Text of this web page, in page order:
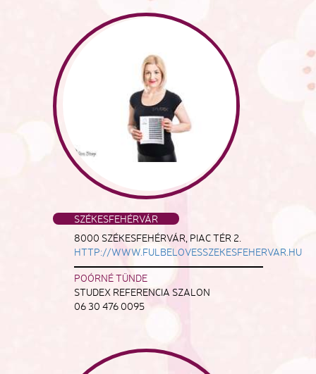
SZÉKESFEHÉRVÁR
8000 SZÉKESFEHÉRVÁR, PIAC TÉR 2.
HTTP://WWW.FULBELOVESSZEKESFEHERVAR.HU
POÓRNÉ TÜNDE
STUDEX REFERENCIA SZALON
06 30 476 0095